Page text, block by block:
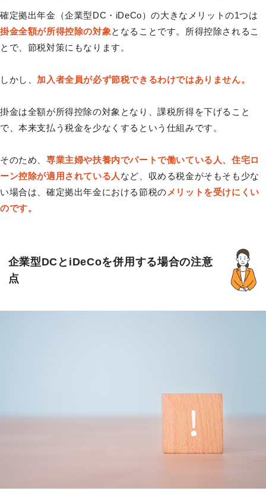
確定拠出年金（企業型DC・iDeCo）の大きなメリットの1つは
掛金全額が所得控除の対象となることです。所得控除されるこ
とで、節税対策にもなります。
しかし、 加入者全員が必ず節税できるわけではありません。
掛金は全額が所得控除の対象となり、課税所得を下げること
で、本来支払う税金を少なくするという仕組みです。
そのため、 専業主婦や扶養内でパートで働いている人、住宅ロ
ーン控除が適用されている人 など、収める税金がそもそも少な
い場合は、確定拠出年金における節税の メリットを受けにくい
のです。
企業型DCとiDeCoを併用する場合の注意
点